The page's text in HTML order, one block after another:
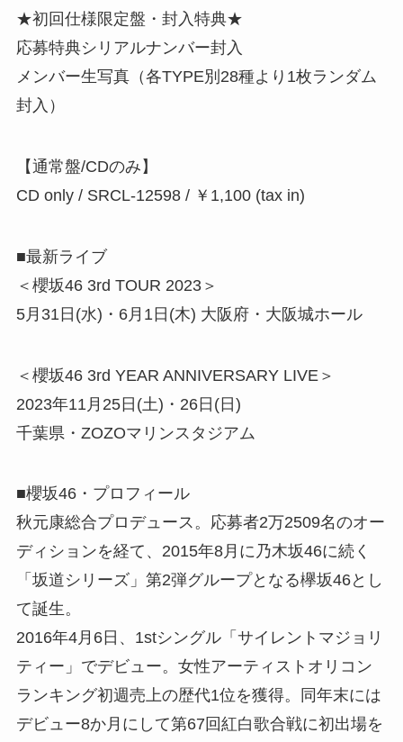
★初回仕様限定盤・封入特典★
応募特典シリアルナンバー封入
メンバー生写真（各TYPE別28種より1枚ランダム
封入）
【通常盤/CDのみ】
CD only / SRCL-12598 / ￥1,100 (tax in)
■最新ライブ
＜櫻坂46 3rd TOUR 2023＞
5月31日(水)・6月1日(木) 大阪府・大阪城ホール
＜櫻坂46 3rd YEAR ANNIVERSARY LIVE＞
2023年11月25日(土)・26日(日)
千葉県・ZOZOマリンスタジアム
■櫻坂46・プロフィール
秋元康総合プロデュース。応募者2万2509名のオー
ディションを経て、2015年8月に乃木坂46に続く
「坂道シリーズ」第2弾グループとなる欅坂46とし
て誕生。
2016年4月6日、1stシングル「サイレントマジョリ
ティー」でデビュー。女性アーティストオリコン
ランキング初週売上の歴代1位を獲得。同年末には
デビュー8か月にして第67回紅白歌合戦に初出場を